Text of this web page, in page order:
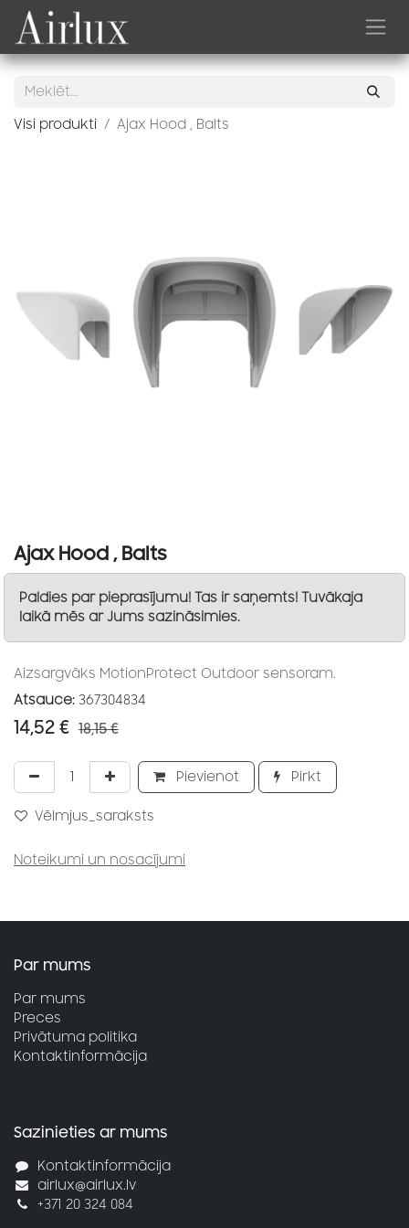
Skip to Content
Visi produkti Ajax Hood , Balts
Ajax Hood , Balts
Paldies par pieprasījumu! Tas ir saņemts! Tuvākaja
laikā mēs ar Jums sazināsimies.
Aizsargvāks MotionProtect Outdoor sensoram.
Atsauce: 367304834
14,52 € 18,15€
Pievienot Pirkt
Vēlmjus_saraksts
Noteikumi un nosacījumi
Par mums
Par mums
Preces
Privātuma politika
Kontaktinformācija
Sazinieties ar mums
Kontaktinformācija
airlux@airlux.lv
+371 20 324 084